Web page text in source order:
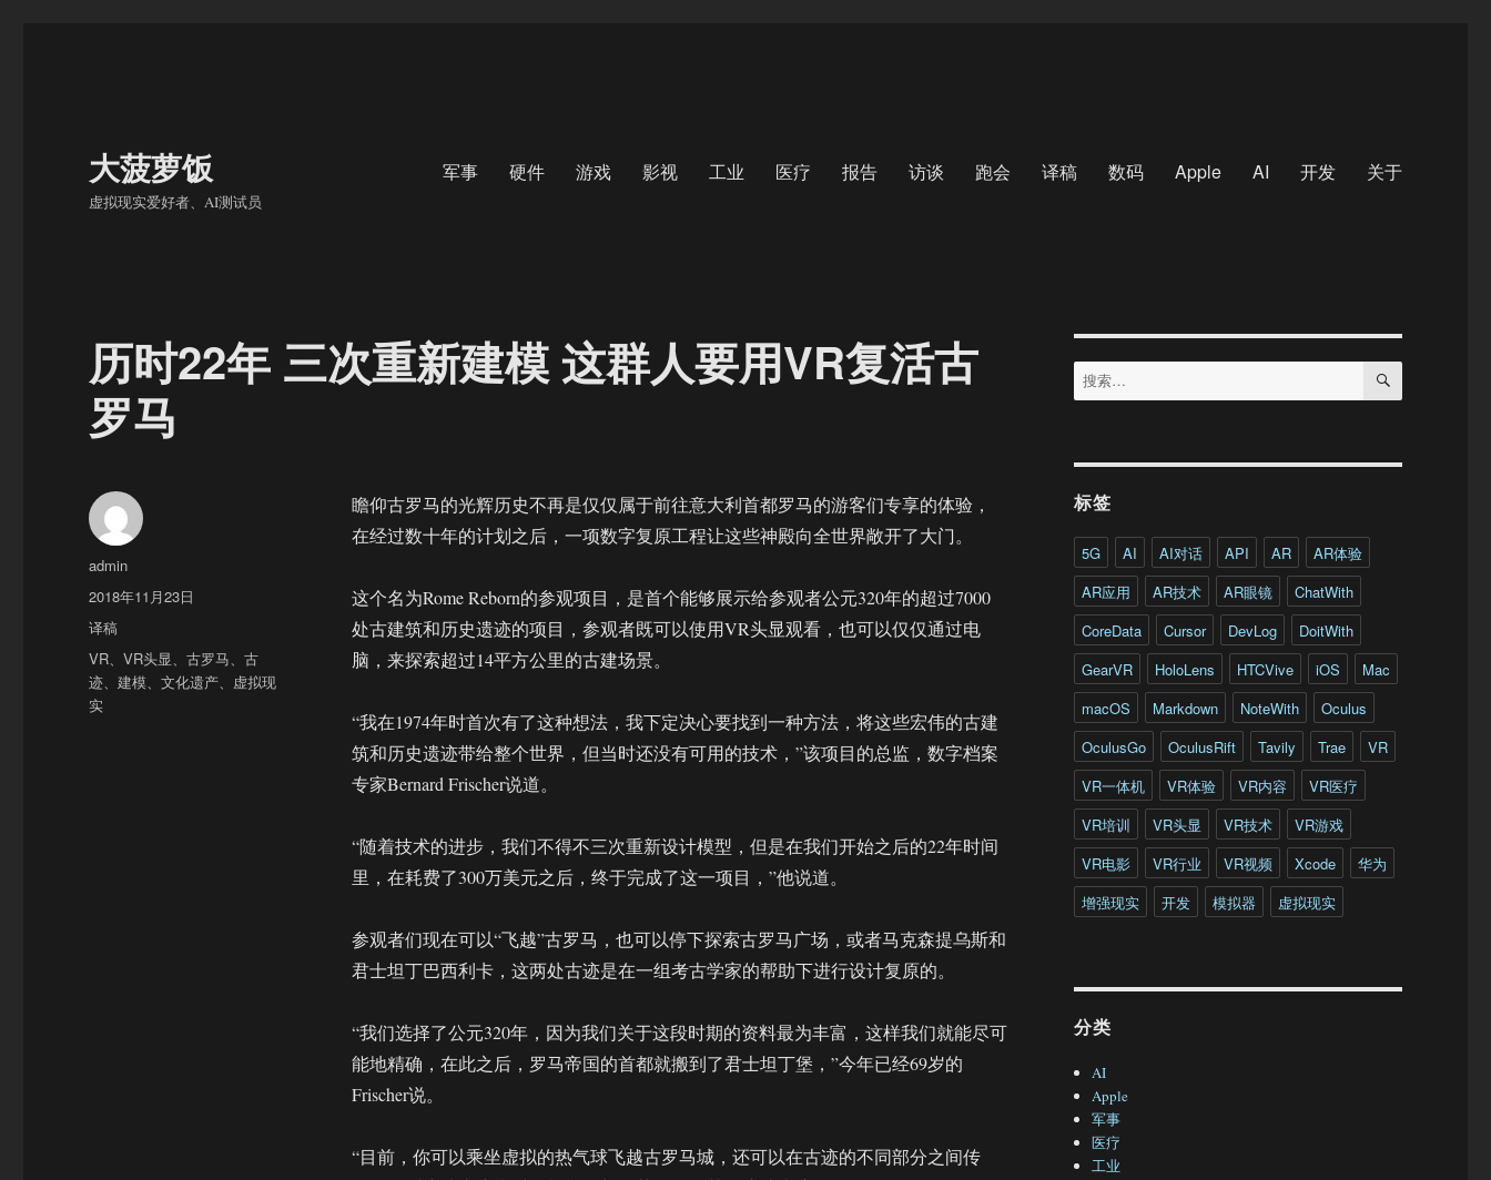
大菠萝饭
虚拟现实爱好者、AI测试员
军事 硬件 游戏 影视 工业 医疗 报告 访谈 跑会 译稿 数码 Apple AI 开发 关于
历时22年 三次重新建模 这群人要用VR复活古
罗马
瞻仰古罗马的光辉历史不再是仅仅属于前往意大利首都罗马的游客们专享的体验，
在经过数十年的计划之后，一项数字复原工程让这些神殿向全世界敞开了大门。
这个名为Rome Reborn的参观项目，是首个能够展示给参观者公元320年的超过7000
处古建筑和历史遗迹的项目，参观者既可以使用VR头显观看，也可以仅仅通过电
脑，来探索超过14平方公里的古建场景。
“我在1974年时首次有了这种想法，我下定决心要找到一种方法，将这些宏伟的古建
筑和历史遗迹带给整个世界，但当时还没有可用的技术，”该项目的总监，数字档案
专家Bernard Frischer说道。
“随着技术的进步，我们不得不三次重新设计模型，但是在我们开始之后的22年时间
里，在耗费了300万美元之后，终于完成了这一项目，”他说道。
参观者们现在可以“飞越”古罗马，也可以停下探索古罗马广场，或者马克森提乌斯和
君士坦丁巴西利卡，这两处古迹是在一组考古学家的帮助下进行设计复原的。
“我们选择了公元320年，因为我们关于这段时期的资料最为丰富，这样我们就能尽可
能地精确，在此之后，罗马帝国的首都就搬到了君士坦丁堡，”今年已经69岁的
Frischer说。
“目前，你可以乘坐虚拟的热气球飞越古罗马城，还可以在古迹的不同部分之间传
作
者
admin
发
布
于
2018年11月23日
分
类
译稿
标
签
VR、VR头显、古罗马、古
迹、建模、文化遗产、 虚拟现
实
搜
索：
搜
标签
5G AI AI对话 API AR
AR体验
AR应用
AR技术 AR眼镜
ChatWith
CoreData
Cursor DevLog
DoitWith
GearVR
HoloLens HTCVive iOS
Mac
macOS
Markdown NoteWith
Oculus
OculusGo
OculusRift Tavily Trae
VR
VR一体机
VR体验 VR内容
VR医疗
VR培训
VR头显 VR技术
VR游戏
VR电影
VR行业 VR视频 Xcode
华为
增强现实
开发 模拟器 虚拟现实
分类
AI
Apple
军事
医疗
工业